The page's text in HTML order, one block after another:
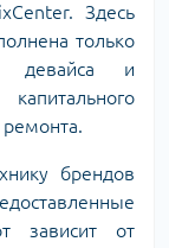
Здесь
только
девайса и
ремонта.
брендов
зависит от